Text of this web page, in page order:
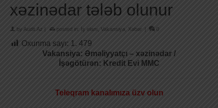
xəzinədar tələb olunur
by Audit.Az | posted in: İş elanı Vakansiya Xəbər | 0
Oxunma sayı: 1. 479
Vakansiya: Əməliyyatçı – xəzinədar /
İşəgötürən: Kredit Evi MMC
Teleqram kanalımıza üzv olun